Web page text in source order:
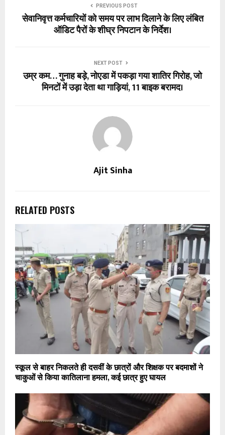
PREVIOUS POST
सेवानिवृत्त कर्मचारियों को समय पर लाभ दिलाने के लिए लंबित
ऑडिट पैरों के शीघ्र निपटान के निर्देश।
NEXT POST
उम्र कम… गुनाह बड़े, नोएडा में पकड़ा गया शातिर गिरोह, जो
मिनटों में उड़ा देता था गाड़ियां, 11 बाइक बरामद।
Ajit Sinha
RELATED POSTS
स्कूल से बाहर निकलते ही दसवीं के छात्रों और शिक्षक पर बदमाशों ने
चाकुओं से किया कातिलाना हमला, कई छात्र हुए घायल